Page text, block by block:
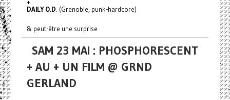
+
DAILY O.D. (Grenoble, punk-hardcore)
& peut-être une surprise
SAM 23 MAI : PHOSPHORESCENT
+ AU + UN FILM @ GRND
GERLAND